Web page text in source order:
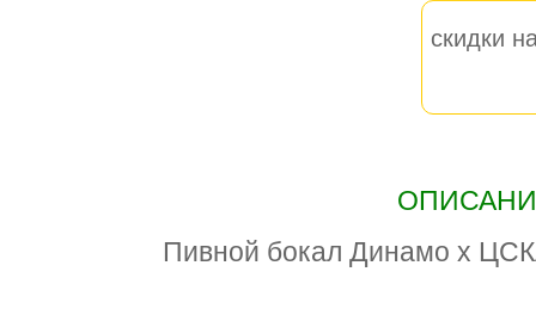
скидки
Пивной бокал Динамо х